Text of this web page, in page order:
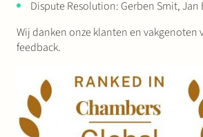
Dispute Resolution: Gerben Smit, Jan
Wij danken onze klanten en vakgenoten
feedback.